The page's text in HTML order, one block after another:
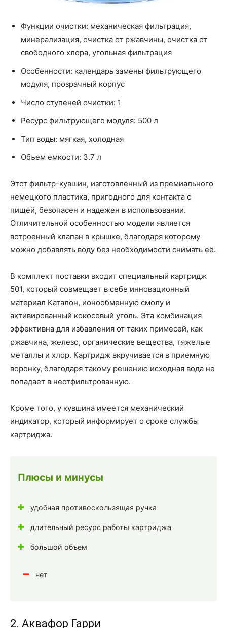
Функции очистки: механическая фильтрация,
минерализация, очистка от ржавчины, очистка от
свободного хлора, угольная фильтрация
Особенности: календарь замены фильтрующего
модуля, прозрачный корпус
Число ступеней очистки: 1
Ресурс фильтрующего модуля: 500 л
Тип воды: мягкая, холодная
Объем емкости: 3.7 л
Этот фильтр-кувшин, изготовленный из премиального
немецкого пластика, пригодного для контакта с
пищей, безопасен и надежен в использовании.
Отличительной особенностью модели является
встроенный клапан в крышке, благодаря которому
можно добавлять воду без необходимости снимать её.
В комплект поставки входит специальный картридж
501, который совмещает в себе инновационный
материал Каталон, ионообменную смолу и
активированный кокосовый уголь. Эта комбинация
эффективна для избавления от таких примесей, как
ржавчина, железо, органические вещества, тяжелые
металлы и хлор. Картридж вкручивается в приемную
воронку, благодаря такому решению исходная вода не
попадает в неотфильтрованную.
Кроме того, у кувшина имеется механический
индикатор, который информирует о сроке службы
картриджа.
Плюсы и минусы
удобная противоскользящая ручка
длительный ресурс работы картриджа
большой объем
нет
2. Аквафор Гарри